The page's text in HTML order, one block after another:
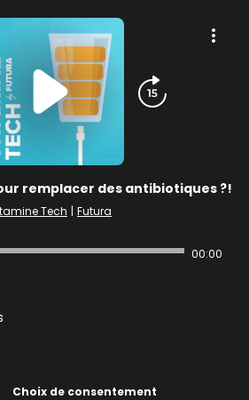
remplacer des antibiotiques ?!
Tech | Futura
00:00
Choix de consentement